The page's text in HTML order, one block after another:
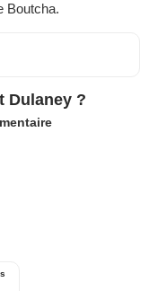
Boutcha.
Dulaney ?